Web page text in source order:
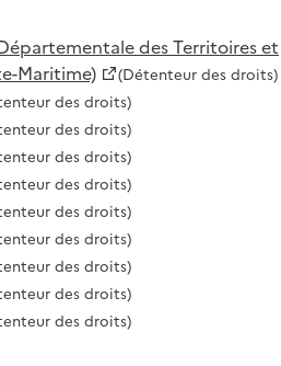
des Territoires et
Maritime)
(Détenteur des droits)
des droits)
des droits)
des droits)
des droits)
des droits)
des droits)
des droits)
des droits)
des droits)